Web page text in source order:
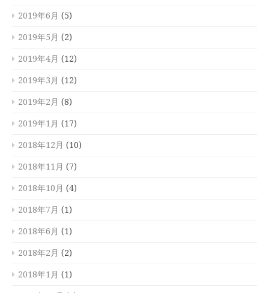
2019年6月 (5)
2019年5月 (2)
2019年4月 (12)
2019年3月 (12)
2019年2月 (8)
2019年1月 (17)
2018年12月 (10)
2018年11月 (7)
2018年10月 (4)
2018年7月 (1)
2018年6月 (1)
2018年2月 (2)
2018年1月 (1)